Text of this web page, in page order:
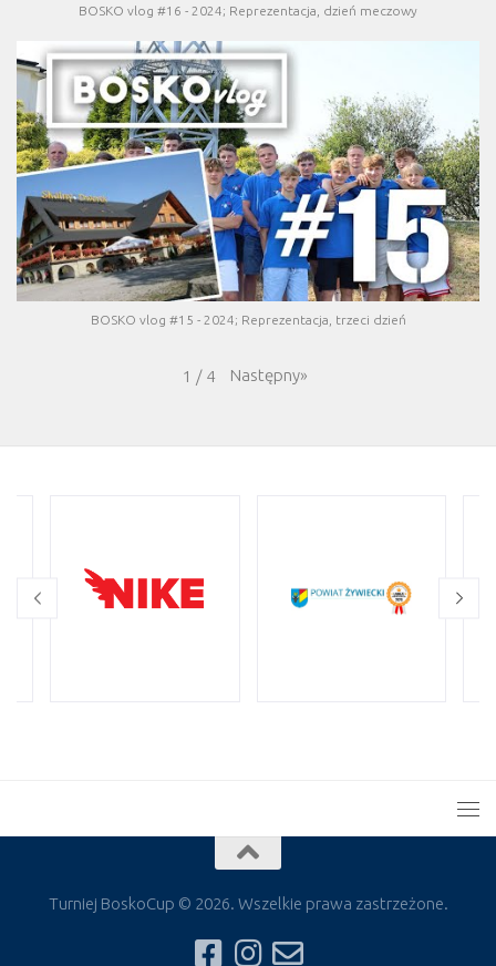
BOSKO vlog #16 - 2024; Reprezentacja, dzień meczowy
BOSKO vlog #15 - 2024; Reprezentacja, trzeci dzień
1 / 4 Następny»
Turniej BoskoCup © 2026. Wszelkie prawa zastrzeżone.